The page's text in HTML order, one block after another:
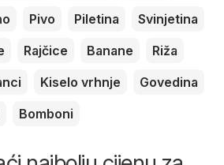
Pivo Piletina
Svinjetina
Rajčice Banane
Riža
Kiselo vrhnje
Govedina
Bomboni